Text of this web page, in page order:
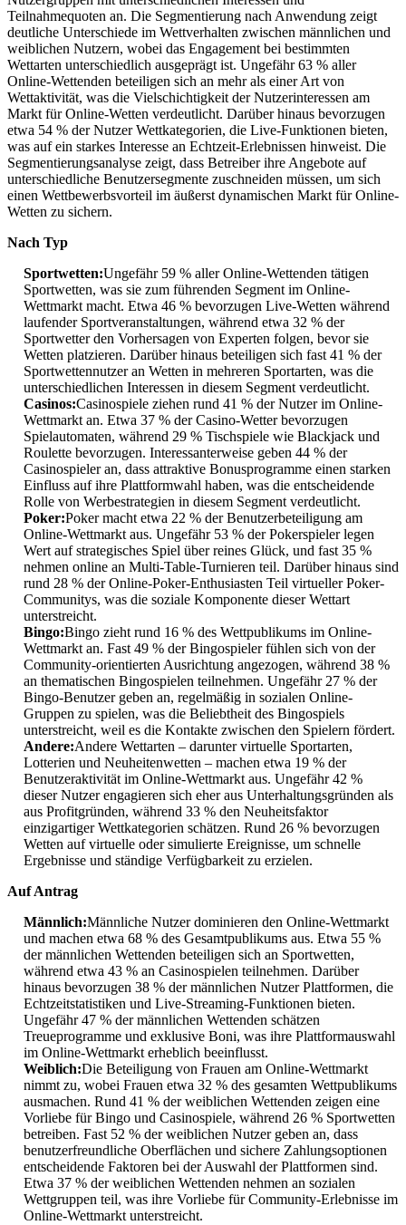
Teilnahmequoten an. Die Segmentierung nach Anwendung zeigt
deutliche Unterschiede im Wettverhalten zwischen männlichen und
weiblichen Nutzern, wobei das Engagement bei bestimmten
Wettarten unterschiedlich ausgeprägt ist. Ungefähr 63 % aller
Online-Wettenden beteiligen sich an mehr als einer Art von
Wettaktivität, was die Vielschichtigkeit der Nutzerinteressen am
Markt für Online-Wetten verdeutlicht. Darüber hinaus bevorzugen
etwa 54 % der Nutzer Wettkategorien, die Live-Funktionen bieten,
was auf ein starkes Interesse an Echtzeit-Erlebnissen hinweist. Die
Segmentierungsanalyse zeigt, dass Betreiber ihre Angebote auf
unterschiedliche Benutzersegmente zuschneiden müssen, um sich
einen Wettbewerbsvorteil im äußerst dynamischen Markt für Online-
Wetten zu sichern.
Nach Typ
Sportwetten:Ungefähr 59 % aller Online-Wettenden tätigen
Sportwetten, was sie zum führenden Segment im Online-
Wettmarkt macht. Etwa 46 % bevorzugen Live-Wetten während
laufender Sportveranstaltungen, während etwa 32 % der
Sportwetter den Vorhersagen von Experten folgen, bevor sie
Wetten platzieren. Darüber hinaus beteiligen sich fast 41 % der
Sportwettennutzer an Wetten in mehreren Sportarten, was die
unterschiedlichen Interessen in diesem Segment verdeutlicht.
Casinos:Casinospiele ziehen rund 41 % der Nutzer im Online-
Wettmarkt an. Etwa 37 % der Casino-Wetter bevorzugen
Spielautomaten, während 29 % Tischspiele wie Blackjack und
Roulette bevorzugen. Interessanterweise geben 44 % der
Casinospieler an, dass attraktive Bonusprogramme einen starken
Einfluss auf ihre Plattformwahl haben, was die entscheidende
Rolle von Werbestrategien in diesem Segment verdeutlicht.
Poker:Poker macht etwa 22 % der Benutzerbeteiligung am
Online-Wettmarkt aus. Ungefähr 53 % der Pokerspieler legen
Wert auf strategisches Spiel über reines Glück, und fast 35 %
nehmen online an Multi-Table-Turnieren teil. Darüber hinaus sind
rund 28 % der Online-Poker-Enthusiasten Teil virtueller Poker-
Communitys, was die soziale Komponente dieser Wettart
unterstreicht.
Bingo:Bingo zieht rund 16 % des Wettpublikums im Online-
Wettmarkt an. Fast 49 % der Bingospieler fühlen sich von der
Community-orientierten Ausrichtung angezogen, während 38 %
an thematischen Bingospielen teilnehmen. Ungefähr 27 % der
Bingo-Benutzer geben an, regelmäßig in sozialen Online-
Gruppen zu spielen, was die Beliebtheit des Bingospiels
unterstreicht, weil es die Kontakte zwischen den Spielern fördert.
Andere:Andere Wettarten – darunter virtuelle Sportarten,
Lotterien und Neuheitenwetten – machen etwa 19 % der
Benutzeraktivität im Online-Wettmarkt aus. Ungefähr 42 %
dieser Nutzer engagieren sich eher aus Unterhaltungsgründen als
aus Profitgründen, während 33 % den Neuheitsfaktor
einzigartiger Wettkategorien schätzen. Rund 26 % bevorzugen
Wetten auf virtuelle oder simulierte Ereignisse, um schnelle
Ergebnisse und ständige Verfügbarkeit zu erzielen.
Auf Antrag
Männlich:Männliche Nutzer dominieren den Online-Wettmarkt
und machen etwa 68 % des Gesamtpublikums aus. Etwa 55 %
der männlichen Wettenden beteiligen sich an Sportwetten,
während etwa 43 % an Casinospielen teilnehmen. Darüber
hinaus bevorzugen 38 % der männlichen Nutzer Plattformen, die
Echtzeitstatistiken und Live-Streaming-Funktionen bieten.
Ungefähr 47 % der männlichen Wettenden schätzen
Treueprogramme und exklusive Boni, was ihre Plattformauswahl
im Online-Wettmarkt erheblich beeinflusst.
Weiblich:Die Beteiligung von Frauen am Online-Wettmarkt
nimmt zu, wobei Frauen etwa 32 % des gesamten Wettpublikums
ausmachen. Rund 41 % der weiblichen Wettenden zeigen eine
Vorliebe für Bingo und Casinospiele, während 26 % Sportwetten
betreiben. Fast 52 % der weiblichen Nutzer geben an, dass
benutzerfreundliche Oberflächen und sichere Zahlungsoptionen
entscheidende Faktoren bei der Auswahl der Plattformen sind.
Etwa 37 % der weiblichen Wettenden nehmen an sozialen
Wettgruppen teil, was ihre Vorliebe für Community-Erlebnisse im
Online-Wettmarkt unterstreicht.